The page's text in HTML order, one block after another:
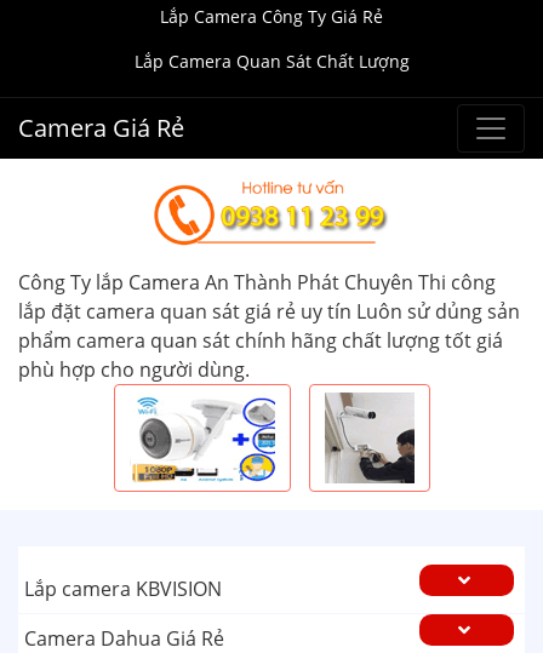
Lắp Camera Công Ty Giá Rẻ
Lắp Camera Quan Sát Chất Lượng
Camera Giá Rẻ
Công Ty lắp Camera An Thành Phát Chuyên Thi công
lắp đặt camera quan sát giá rẻ uy tín Luôn sử dủng sản
phẩm camera quan sát chính hãng chất lượng tốt giá
phù hợp cho người dùng.
Lắp camera KBVISION
Camera Dahua Giá Rẻ